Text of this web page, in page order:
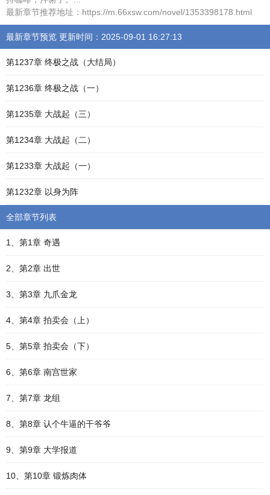
最新章节推荐地址：https://m.66xsw.com/novel/1353398178.html
最新章节预览 更新时间：2025-09-01 16:27:13
第1237章 终极之战（大结局）
第1236章 终极之战（一）
第1235章 大战起（三）
第1234章 大战起（二）
第1233章 大战起（一）
第1232章 以身为阵
全部章节列表
1、第1章 奇遇
2、第2章 出世
3、第3章 九爪金龙
4、第4章 拍卖会（上）
5、第5章 拍卖会（下）
6、第6章 南宫世家
7、第7章 龙组
8、第8章 认个牛逼的干爷爷
9、第9章 大学报道
10、第10章 锻炼肉体